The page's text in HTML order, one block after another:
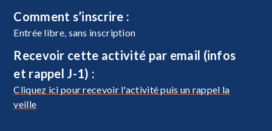
Comment s’inscrire :
Entrée libre, sans inscription
Recevoir cette activité par email (infos
et rappel J-1) :
Cliquez ici pour recevoir l'activité puis un rappel la
veille